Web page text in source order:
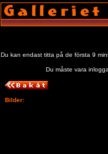
Du kan endast titta på de första 9
Du måste vara
Bilder: